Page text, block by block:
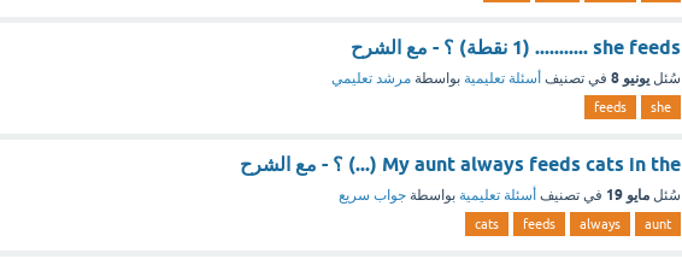
she feeds ........... (1 نقطة) ؟ - مع الشرح
سُئل يونيو 8 في تصنيف أسئلة تعليمية بواسطة مرشد تعليمي
she
feeds
My aunt always feeds cats in the (...) ؟ - مع الشرح
سُئل مايو 19 في تصنيف أسئلة تعليمية بواسطة جواب سريع
aunt
always
feeds
cats